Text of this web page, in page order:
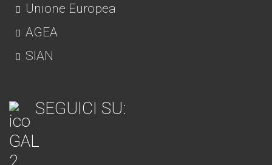
Unione Europea
AGEA
SIAN
SEGUICI SU: